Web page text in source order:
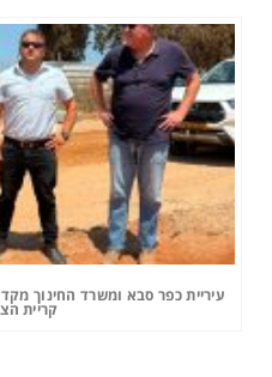
עיריית כפר סבא ומשרד החינוך
קריית